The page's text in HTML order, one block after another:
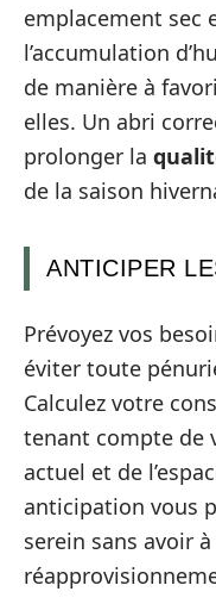
emplacement sec
l’accumulation
de manière à
elles. Un abri
prolonger la
de la saison
ANTICIPER
Prévoyez vos
éviter toute
Calculez votre
tenant compte de
actuel et de
anticipation vous
serein sans avoir